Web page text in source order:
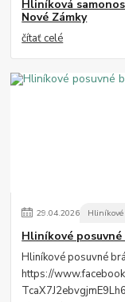
Hliníková
Nové Zámky
čítať celé
29.04.2026
Hliníkové
Hliníkové posuvné
https://